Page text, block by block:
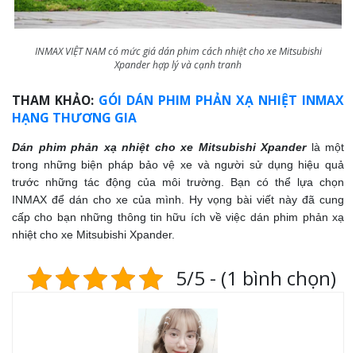
INMAX VIỆT NAM có mức giá dán phim cách nhiệt cho xe Mitsubishi
Xpander hợp lý và cạnh tranh
THAM KHẢO: GÓI DÁN PHIM PHẢN XẠ NHIỆT INMAX
HẠNG THƯƠNG GIA
Dán phim phản xạ nhiệt cho xe Mitsubishi Xpanderlà một
trong những biện pháp bảo vệ xe và người sử dụng hiệu quả
trước những tác động của môi trường. Bạn có thể lựa chọn
INMAX để dán cho xe của mình. Hy vọng bài viết này đã cung
cấp cho bạn những thông tin hữu ích về việc dán phim phản xạ
nhiệt cho xe Mitsubishi Xpander.
5/5 - (1 bình chọn)